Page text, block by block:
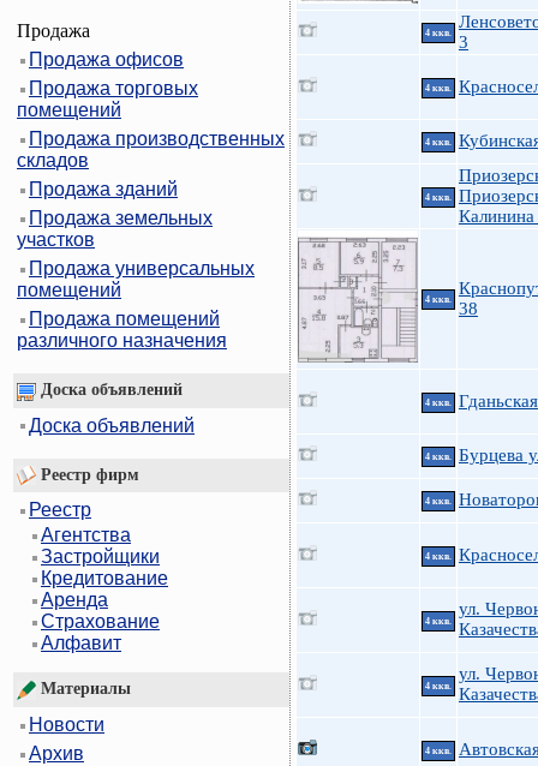
Продажа
Продажа офисов
Продажа торговых
помещений
Продажа производственных
складов
Продажа зданий
Продажа земельных
участков
Продажа универсальных
помещений
Продажа помещений
различного назначения
Доска объявлений
Доска объявлений
Реестр фирм
Реестр
Агентства
Застройщики
Кредитование
Аренда
Страхование
Алфавит
Материалы
Новости
Архив
4 ккв.
3
4 ккв.
4 ккв.
4 ккв.
Калинина
4 ккв.
38
4 ккв.
4 ккв. Бурцева
4 ккв.
4 ккв.
4 ккв.
ул.
4 ккв.
ул.
4 ккв.